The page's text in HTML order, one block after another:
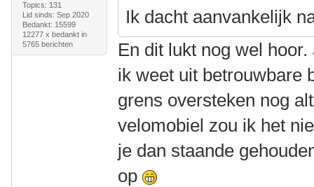
Topics: 131
Lid sinds: Sep 2020
Bedankt: 15599
12277 x bedankt in
5765 berichten
Ik dacht aanvankelijk
En dit lukt nog wel
ik weet uit betrouwbare
grens oversteken nog
velomobiel zou ik het
je dan staande
op